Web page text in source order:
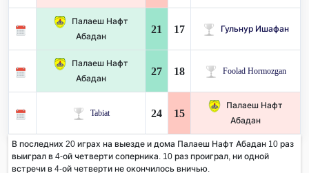
Палаеш Нафт
Абадан
21 17 Гульнур Ишафан
Палаеш Нафт
Абадан
27 18 Foolad Hormozgan
Tabiat 24 15
Палаеш Нафт
Абадан
В последних 20 играх на выезде и дома Палаеш Нафт Абадан 10 раз
выиграл в 4-ой четверти соперника. 10 раз проиграл, ни одной
встречи в 4-ой четверти не окончилось вничью.